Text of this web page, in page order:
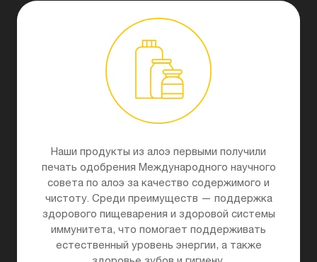
Наши продукты из алоэ первыми получили
печать одобрения Международного научного
совета по алоэ за качество содержимого и
чистоту. Среди преимуществ — поддержка
здорового пищеварения и здоровой системы
иммунитета, что помогает поддерживать
естественный уровень энергии, а также